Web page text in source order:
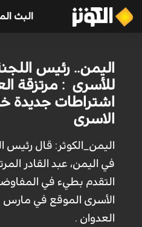
البث
اليمن.. رئيس
للأسرى : مرتزقة
اشتراطات جديدة
الاسرى
اليمن_الكوثر: قال رئيس
في اليمن، عبد القادر
التقدم بطيء في
الأسرى الموقع في
العدوان .